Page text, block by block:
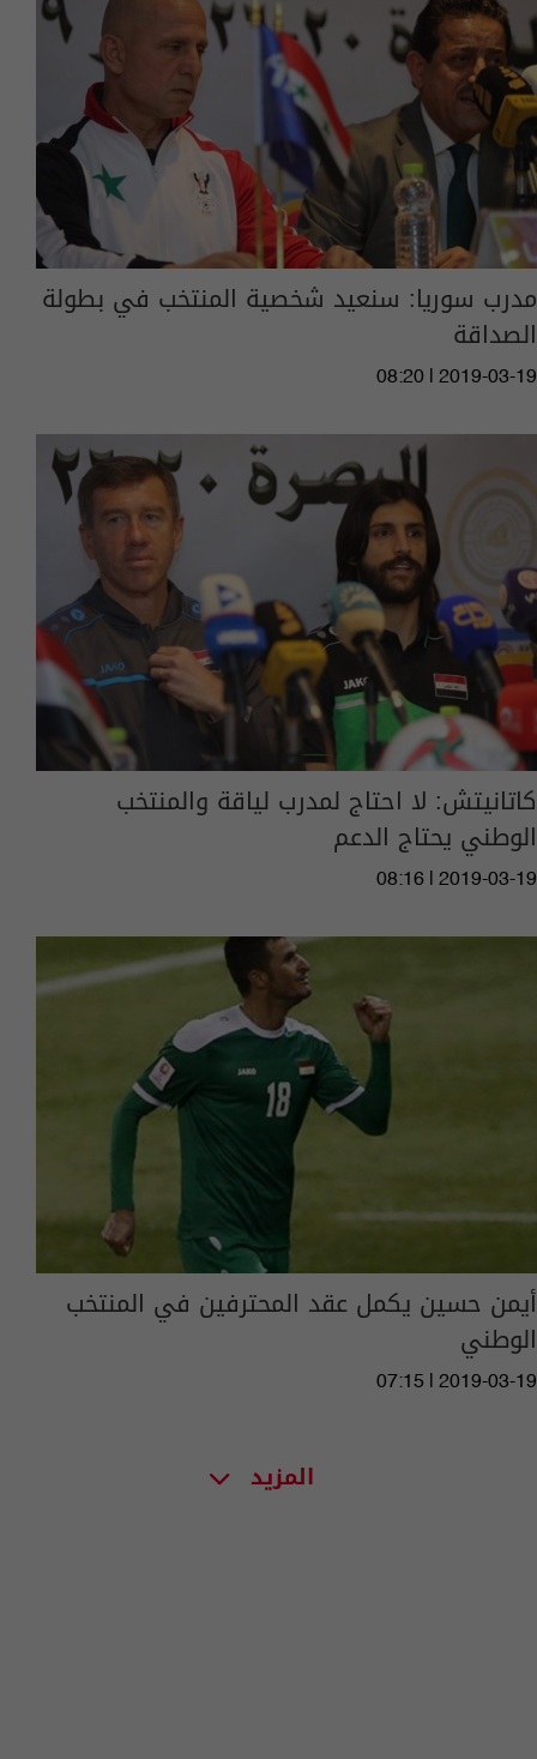
مدرب سوريا: سنعيد شخصية المنتخب في بطولة
الصداقة
08:20 | 2019-03-19
كاتانيتش: لا احتاج لمدرب لياقة والمنتخب
الوطني يحتاج الدعم
08:16 | 2019-03-19
أيمن حسين يكمل عقد المحترفين في المنتخب
الوطني
07:15 | 2019-03-19
المزيد